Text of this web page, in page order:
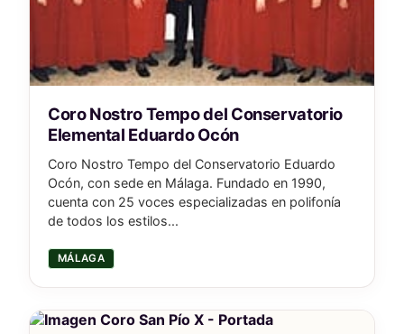
Coro Nostro Tempo del Conservatorio
Elemental Eduardo Ocón
Coro Nostro Tempo del Conservatorio Eduardo
Ocón, con sede en Málaga. Fundado en 1990,
cuenta con 25 voces especializadas en polifonía
de todos los estilos...
MÁLAGA